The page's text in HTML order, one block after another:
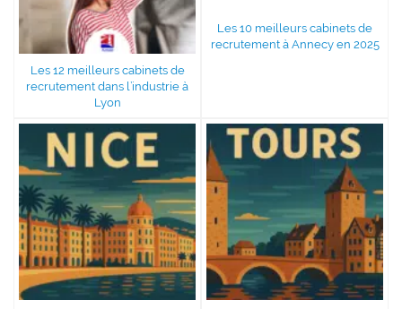
Les 12 meilleurs cabinets de
recrutement dans l’industrie à
Lyon
Les 10 meilleurs cabinets de
recrutement à Annecy en 2025